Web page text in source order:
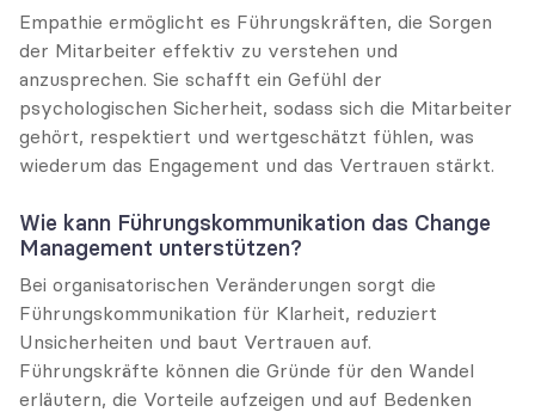
Empathie ermöglicht es Führungskräften, die Sorgen
der Mitarbeiter effektiv zu verstehen und
anzusprechen. Sie schafft ein Gefühl der
psychologischen Sicherheit, sodass sich die Mitarbeiter
gehört, respektiert und wertgeschätzt fühlen, was
wiederum das Engagement und das Vertrauen stärkt.
Wie kann Führungskommunikation das Change
Management unterstützen?
Bei organisatorischen Veränderungen sorgt die
Führungskommunikation für Klarheit, reduziert
Unsicherheiten und baut Vertrauen auf.
Führungskräfte können die Gründe für den Wandel
erläutern, die Vorteile aufzeigen und auf Bedenken